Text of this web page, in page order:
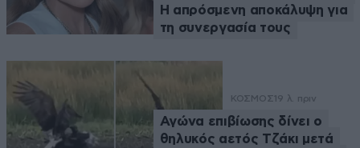
Η απρόσμενη αποκάλυψη για
τη συνεργασία τους
ΚΟΣΜΟΣ 19 λ. πριν
Αγώνα επιβίωσης δίνει ο
θηλυκός αετός Τζάκι μετά